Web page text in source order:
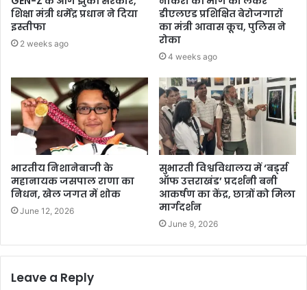
शिक्षा मंत्री धर्मेंद्र प्रधान ने दिया
इस्तीफा
2 weeks ago
डीएलएड प्रशिक्षित बेरोजगारों
का मंत्री आवास कूच, पुलिस ने
रोका
4 weeks ago
भारतीय निशानेबाजी के
महानायक जसपाल राणा का
निधन, खेल जगत में शोक
June 12, 2026
सुभारती विश्वविधालय में ‘बर्ड्स
ऑफ उत्तराखंड’ प्रदर्शनी बनी
आकर्षण का केंद्र, छात्रों को मिला
मार्गदर्शन
June 9, 2026
Leave a Reply